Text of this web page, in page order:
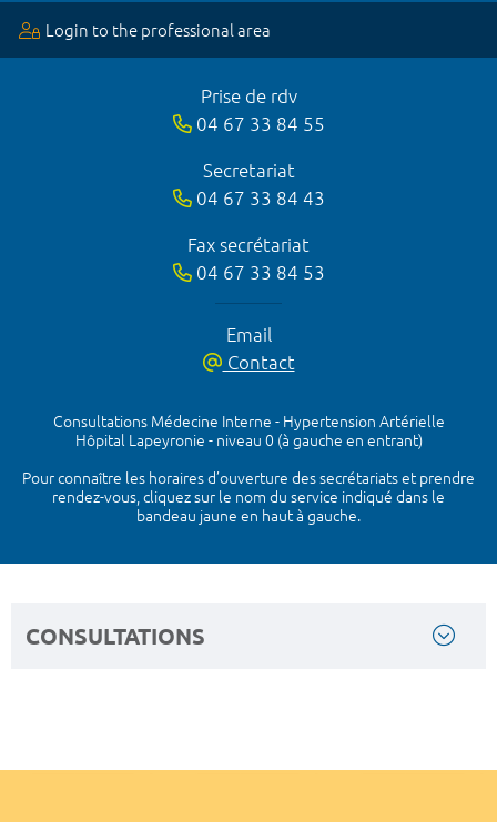
Login to the professional area
Prise de rdv
04 67 33 84 55
Secretariat
04 67 33 84 43
Fax secrétariat
04 67 33 84 53
Email
Contact
Consultations Médecine Interne - Hypertension Artérielle
Hôpital Lapeyronie - niveau 0 (à gauche en entrant)
Pour connaître les horaires d’ouverture des secrétariats et prendre
rendez-vous, cliquez sur le nom du service indiqué dans le
bandeau jaune en haut à gauche.
CONSULTATIONS